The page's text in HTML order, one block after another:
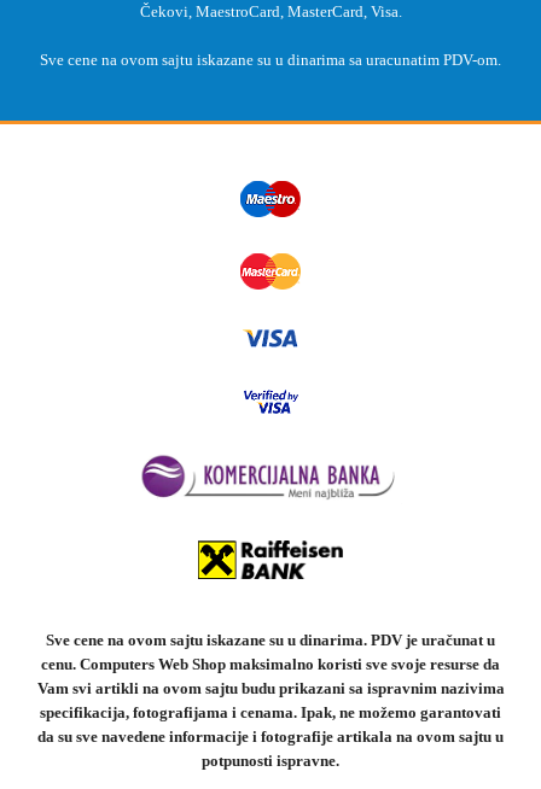
Čekovi, MaestroCard, MasterCard, Visa.
Sve cene na ovom sajtu iskazane su u dinarima sa uracunatim PDV-om.
Sve cene na ovom sajtu iskazane su u dinarima. PDV je uračunat u
cenu. Computers Web Shop maksimalno koristi sve svoje resurse da
Vam svi artikli na ovom sajtu budu prikazani sa ispravnim nazivima
specifikacija, fotografijama i cenama. Ipak, ne možemo garantovati
da su sve navedene informacije i fotografije artikala na ovom sajtu u
potpunosti ispravne.